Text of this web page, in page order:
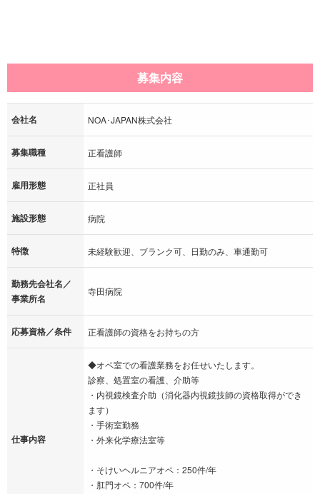
募集内容
会社名 NOA･JAPAN株式会社
募集職種 正看護師
雇用形態 正社員
施設形態 病院
特徴 未経験歓迎、ブランク可、日勤のみ、車通勤可
勤務先会社名／
事業所名
寺田病院
応募資格／条件 正看護師の資格をお持ちの方
仕事内容
◆オペ室での看護業務をお任せいたします。
診察、処置室の看護、介助等
・内視鏡検査介助（消化器内視鏡技師の資格取得ができ
ます）
・手術室勤務
・外来化学療法室等
・そけいヘルニアオペ：250件/年
・肛門オペ：700件/年